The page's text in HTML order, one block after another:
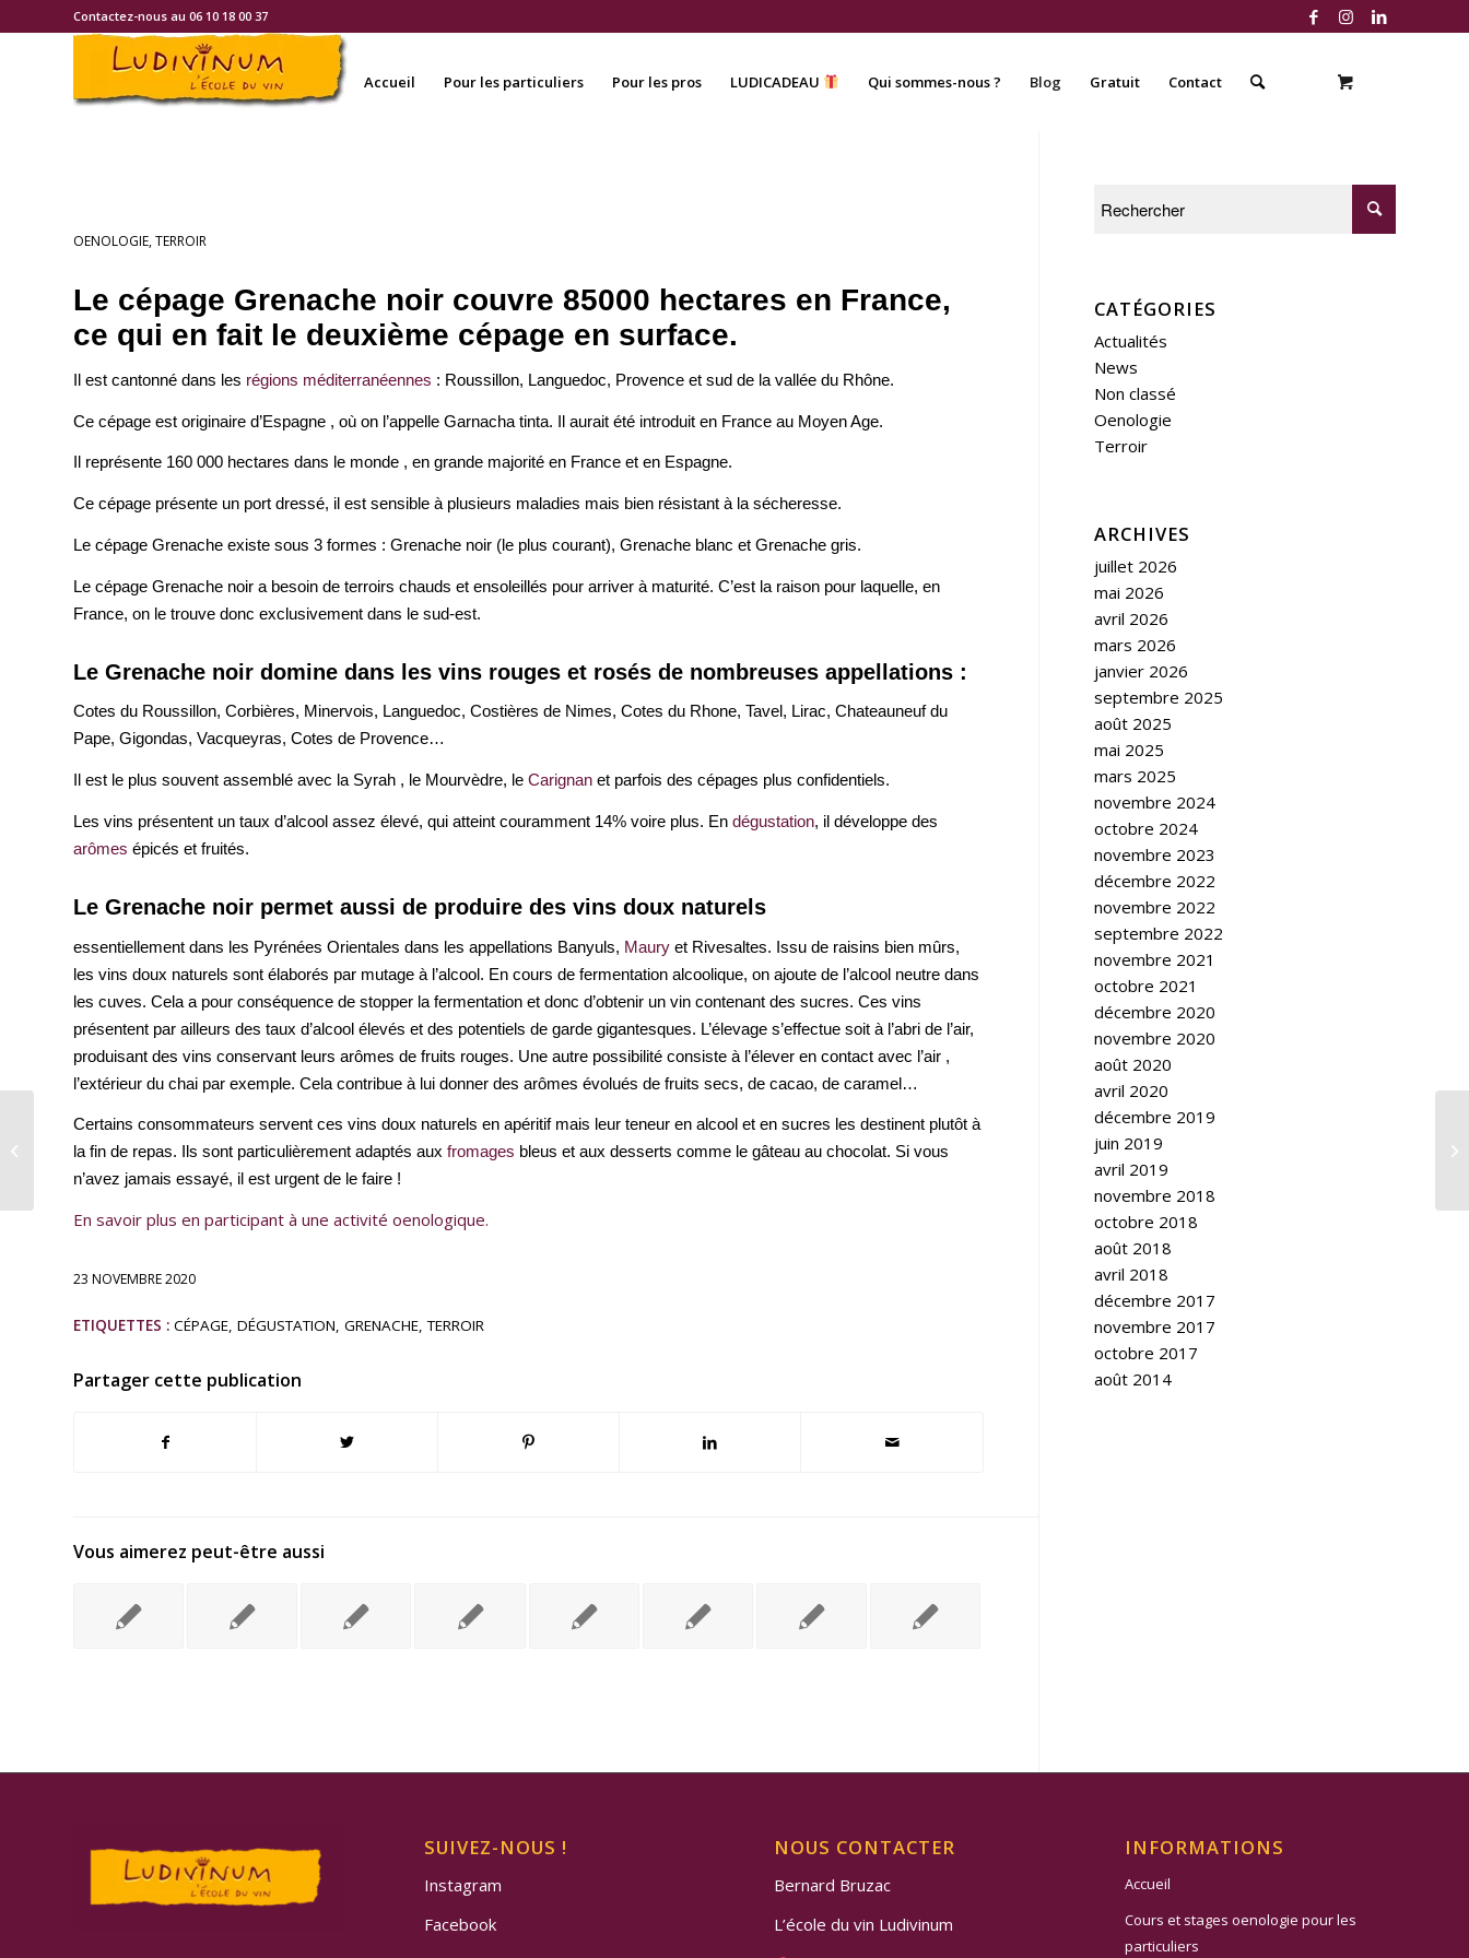
Contactez-nous au 06 10 18 00 37
Accueil Pour les particuliers Pour les pros LUDICADEAU Qui sommes-nous ? Blog Gratuit Contact
OENOLOGIE,TERROIR
Le cépage Grenache noir couvre 85000 hectares en France,
ce qui en fait le deuxième cépage en surface.
Il est cantonné dans les régions méditerranéennes : Roussillon, Languedoc, Provence et sud de la vallée du Rhône.
Ce cépage est originaire d’Espagne , où on l’appelle Garnacha tinta. Il aurait été introduit en France au Moyen Age.
Il représente 160 000 hectares dans le monde , en grande majorité en France et en Espagne.
Ce cépage présente un port dressé, il est sensible à plusieurs maladies mais bien résistant à la sécheresse.
Le cépage Grenache existe sous 3 formes : Grenache noir (le plus courant), Grenache blanc et Grenache gris.
Le cépage Grenache noir a besoin de terroirs chauds et ensoleillés pour arriver à maturité. C’est la raison pour laquelle, en
France, on le trouve donc exclusivement dans le sud-est.
Le Grenache noir domine dans les vins rouges et rosés de nombreuses appellations :
Cotes du Roussillon, Corbières, Minervois, Languedoc, Costières de Nimes, Cotes du Rhone, Tavel, Lirac, Chateauneuf du
Pape, Gigondas, Vacqueyras, Cotes de Provence…
Il est le plus souvent assemblé avec la Syrah , le Mourvèdre, le Carignan et parfois des cépages plus confidentiels.
Les vins présentent un taux d’alcool assez élevé, qui atteint couramment 14% voire plus. En dégustation, il développe des
arômes épicés et fruités.
Le Grenache noir permet aussi de produire des vins doux naturels
essentiellement dans les Pyrénées Orientales dans les appellations Banyuls, Maury et Rivesaltes. Issu de raisins bien mûrs,
les vins doux naturels sont élaborés par mutage à l’alcool. En cours de fermentation alcoolique, on ajoute de l’alcool neutre dans
les cuves. Cela a pour conséquence de stopper la fermentation et donc d’obtenir un vin contenant des sucres. Ces vins
présentent par ailleurs des taux d’alcool élevés et des potentiels de garde gigantesques. L’élevage s’effectue soit à l’abri de l’air,
produisant des vins conservant leurs arômes de fruits rouges. Une autre possibilité consiste à l’élever en contact avec l’air ,
l’extérieur du chai par exemple. Cela contribue à lui donner des arômes évolués de fruits secs, de cacao, de caramel…
Certains consommateurs servent ces vins doux naturels en apéritif mais leur teneur en alcool et en sucres les destinent plutôt à
la fin de repas. Ils sont particulièrement adaptés aux fromages bleus et aux desserts comme le gâteau au chocolat. Si vous
n’avez jamais essayé, il est urgent de le faire !
En savoir plus en participant à une activité oenologique.
23 NOVEMBRE 2020
ETIQUETTES : CÉPAGE, DÉGUSTATION, GRENACHE,TERROIR
Partager cette publication
Vous aimerez peut-être aussi
CATÉGORIES
Actualités
News
Non classé
Oenologie
Terroir
ARCHIVES
juillet 2026
mai 2026
avril 2026
mars 2026
janvier 2026
septembre 2025
août 2025
mai 2025
mars 2025
novembre 2024
octobre 2024
novembre 2023
décembre 2022
novembre 2022
septembre 2022
novembre 2021
octobre 2021
décembre 2020
novembre 2020
août 2020
avril 2020
décembre 2019
juin 2019
avril 2019
novembre 2018
octobre 2018
août 2018
avril 2018
décembre 2017
novembre 2017
octobre 2017
août 2014
SUIVEZ-NOUS !
Instagram
Facebook
NOUS CONTACTER
Bernard Bruzac
L’école du vin Ludivinum
INFORMATIONS
Accueil
Cours et stages oenologie pour les
particuliers
Le cépage Chardonnay